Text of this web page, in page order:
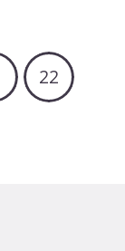
22